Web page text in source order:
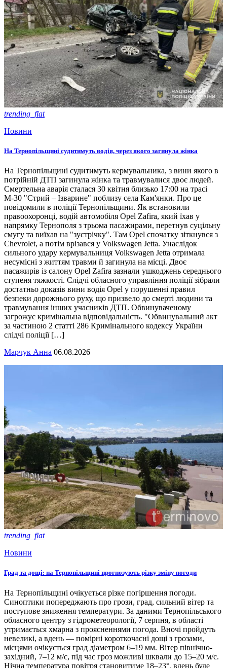
trending_flat
Новини
На Тернопільщині судитимуть водія, через якого загинула жінка
На Тернопільщині судитимуть кермувальника, з вини якого в
потрійній ДТП загинула жінка та травмувалися двоє людей.
Смертельна аварія сталася 30 квітня близько 17:00 на трасі
М-30 "Стрий – Ізварине" поблизу села Кам'янки. Про це
повідомили в поліції Тернопільщини. Як встановили
правоохоронці, водій автомобіля Opel Zafira, який їхав у
напрямку Тернополя з трьома пасажирами, перетнув суцільну
смугу та виїхав на "зустрічку". Там Opel спочатку зіткнувся з
Chevrolet, а потім врізався у Volkswagen Jetta. Унаслідок
сильного удару кермувальниця Volkswagen Jetta отримала
несумісні з життям травми й загинула на місці. Двоє
пасажирів із салону Opel Zafira зазнали ушкоджень середнього
ступеня тяжкості. Слідчі обласного управління поліції зібрали
достатньо доказів вини водія Opel у порушенні правил
безпеки дорожнього руху, що призвело до смерті людини та
травмування інших учасників ДТП. Обвинуваченому
загрожує кримінальна відповідальність. "Обвинувальний акт
за частиною 2 статті 286 Кримінального кодексу України
слідчі поліції […]
Марчук Анна 06.08.2026
trending_flat
Новини
Град та дощі: на Тернопільщині прогнозують різку зміну погоди
На Тернопільщині очікується різке погіршення погоди.
Синоптики попереджають про грози, град, сильний вітер та
поступове зниження температури. За даними Тернопільського
обласного центру з гідрометеорології, 7 серпня, в області
утримається хмарна з проясненнями погода. Вночі пройдуть
невеликі, а вдень — помірні короткочасні дощі з грозами,
місцями очікується град діаметром 6–19 мм. Вітер північно-
західний, 7–12 м/с, під час гроз можливі шквали до 15–20 м/с.
Нічна температура повітря становитиме 18–23°, вдень буде